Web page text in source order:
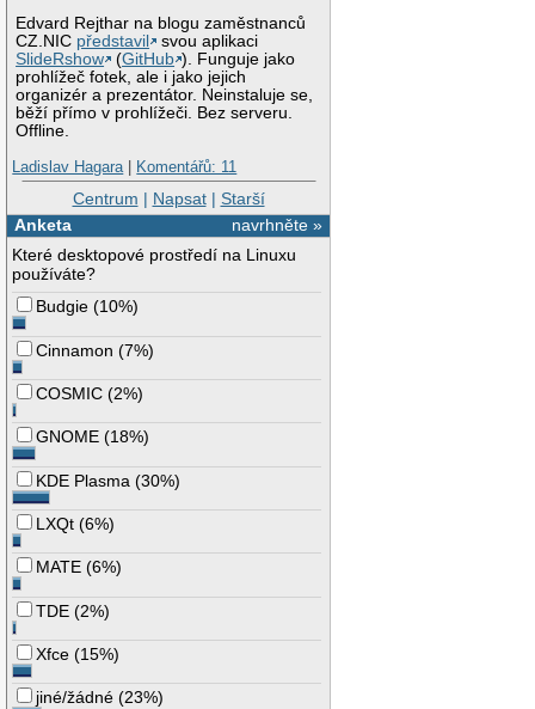
Edvard Rejthar na blogu zaměstnanců
CZ.NIC představil
svou aplikaci
SlideRshow
(GitHub ). Funguje jako
prohlížeč fotek, ale i jako jejich
organizér a prezentátor. Neinstaluje se,
běží přímo v prohlížeči. Bez serveru.
Offline.
Ladislav Hagara| Komentářů: 11
Centrum | Napsat| Starší
navrhněte »
Anketa
Které desktopové prostředí na Linuxu
používáte?
Budgie (10%)
Cinnamon (7%)
COSMIC (2%)
GNOME (18%)
KDE Plasma (30%)
LXQt (6%)
MATE (6%)
TDE (2%)
Xfce (15%)
jiné/žádné (23%)